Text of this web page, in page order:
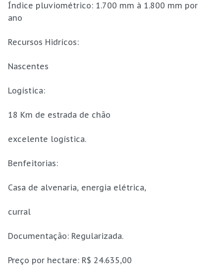
Índice pluviométrico: 1.700 mm à 1.800 mm por
ano
Recursos Hidrícos:
Nascentes
Logística:
18 Km de estrada de chão
excelente logística.
Benfeitorias:
Casa de alvenaria, energia elétrica,
curral
Documentação: Regularizada.
Preço por hectare: R$ 24.635,00